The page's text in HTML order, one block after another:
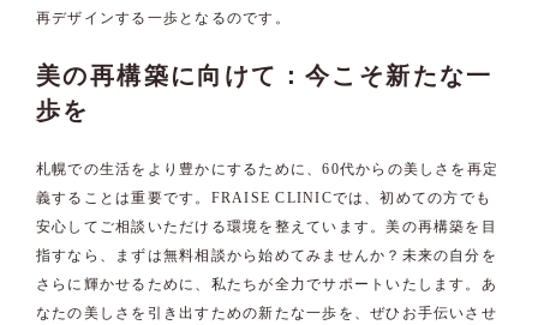
再デザインする一歩となるのです。
美の再構築に向けて：今こそ新たな一
歩を
札幌での生活をより豊かにするために、60代からの美しさを再定
義することは重要です。FRAISE CLINICでは、初めての方でも
安心してご相談いただける環境を整えています。美の再構築を目
指すなら、まずは無料相談から始めてみませんか？未来の自分を
さらに輝かせるために、私たちが全力でサポートいたします。あ
なたの美しさを引き出すための新たな一歩を、ぜひお手伝いさせ